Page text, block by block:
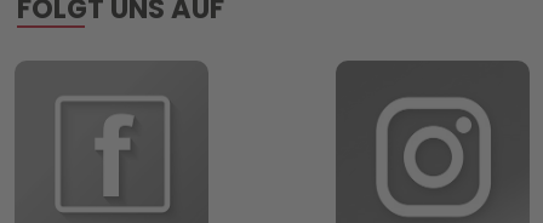
FOLGT UNS AUF